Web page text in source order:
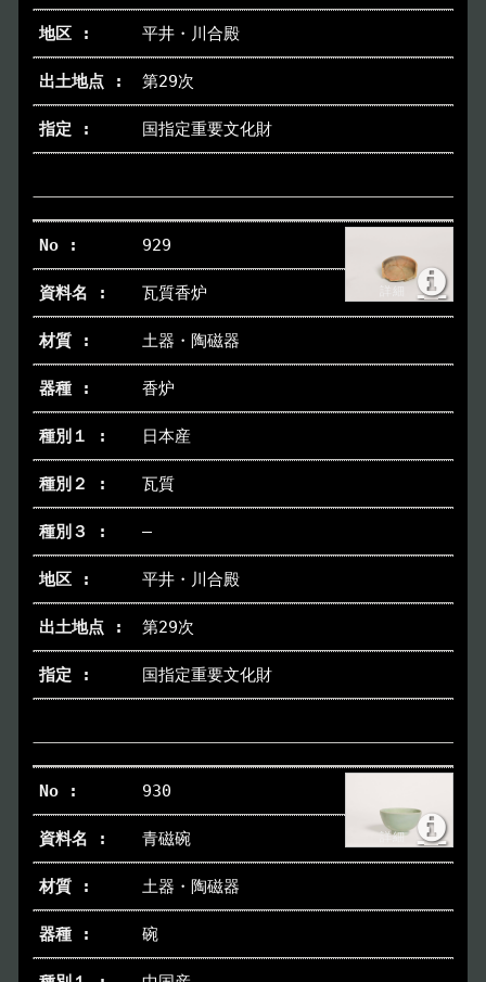
平井・川合殿
第29次
国指定重要文化財
929
瓦質香炉
土器・陶磁器
香炉
日本産
瓦質
―
平井・川合殿
第29次
国指定重要文化財
930
青磁碗
土器・陶磁器
碗